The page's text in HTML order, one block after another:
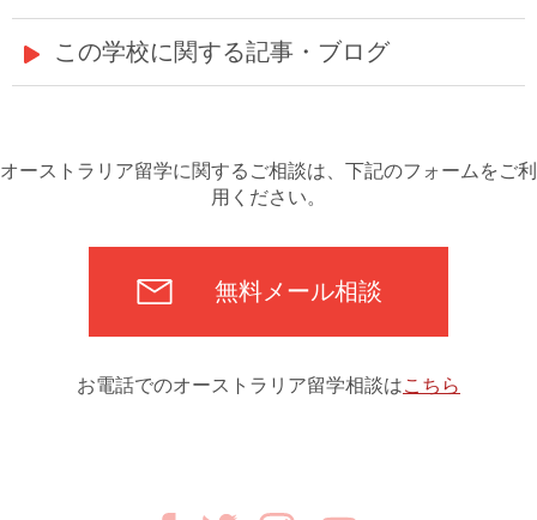
この学校に関する記事・ブログ
オーストラリア留学に関するご相談は、下記のフォームをご利
用ください。
無料メール相談
お電話でのオーストラリア留学相談はこちら